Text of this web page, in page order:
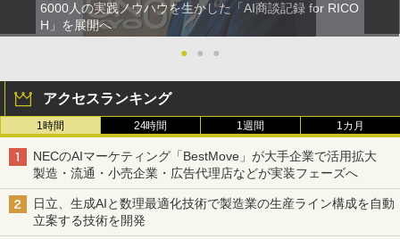
6000人の実践ノウハウを生かした「AI商談記録 for RICO
H」を展開へ
●
● ●
アクセスランキング
1時間 24時間 1週間 1カ月
NECのAIマーケティング「BestMove」が大手企業で活用拡大
製造・流通・小売企業・広告代理店などが実装フェーズへ
日立、生成AIと数理最適化技術で製造業の生産ライン構成を自動
立案する技術を開発